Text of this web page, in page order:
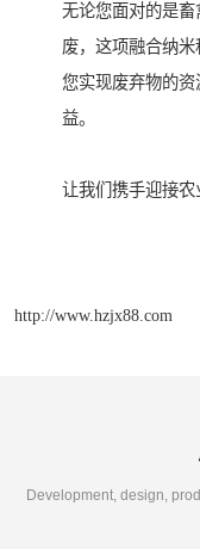
无论您面对的是
废，这项融合纳
您实现废弃物的
益。
让我们携手迎接农
http://www.hzjx88.com